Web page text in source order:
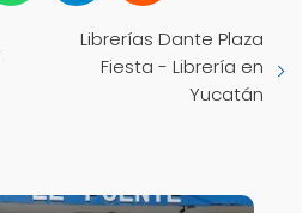
Librerías Dante Plaza
Fiesta - Librería en
Yucatán